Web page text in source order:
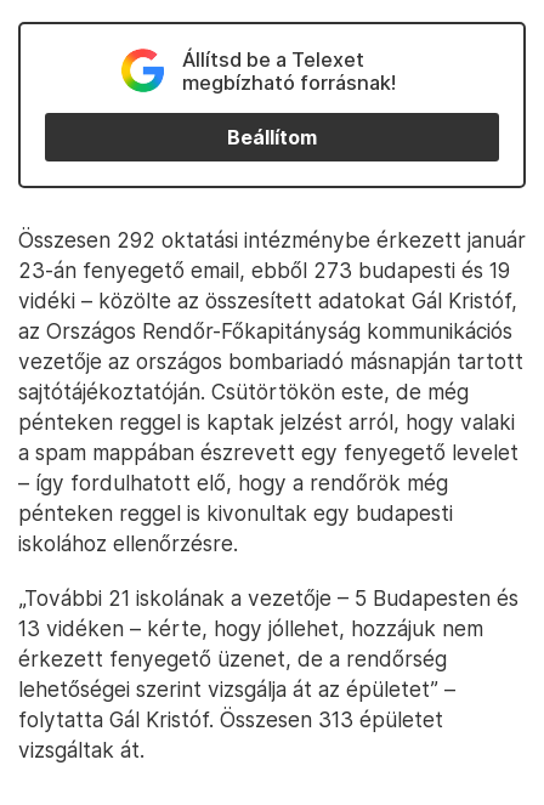
Állítsd be a Telexet
megbízható forrásnak!
Beállítom
Összesen 292 oktatási intézménybe érkezett január
23-án fenyegető email, ebből 273 budapesti és 19
vidéki – közölte az összesített adatokat Gál Kristóf,
az Országos Rendőr-Főkapitányság kommunikációs
vezetője az országos bombariadó másnapján tartott
sajtótájékoztatóján. Csütörtökön este, de még
pénteken reggel is kaptak jelzést arról, hogy valaki
a spam mappában észrevett egy fenyegető levelet
– így fordulhatott elő, hogy a rendőrök még
pénteken reggel is kivonultak egy budapesti
iskolához ellenőrzésre.
„További 21 iskolának a vezetője – 5 Budapesten és
13 vidéken – kérte, hogy jóllehet, hozzájuk nem
érkezett fenyegető üzenet, de a rendőrség
lehetőségei szerint vizsgálja át az épületet” –
folytatta Gál Kristóf. Összesen 313 épületet
vizsgáltak át.